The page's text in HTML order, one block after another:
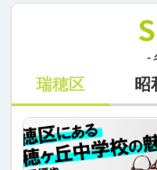
-
瑞穂区 昭